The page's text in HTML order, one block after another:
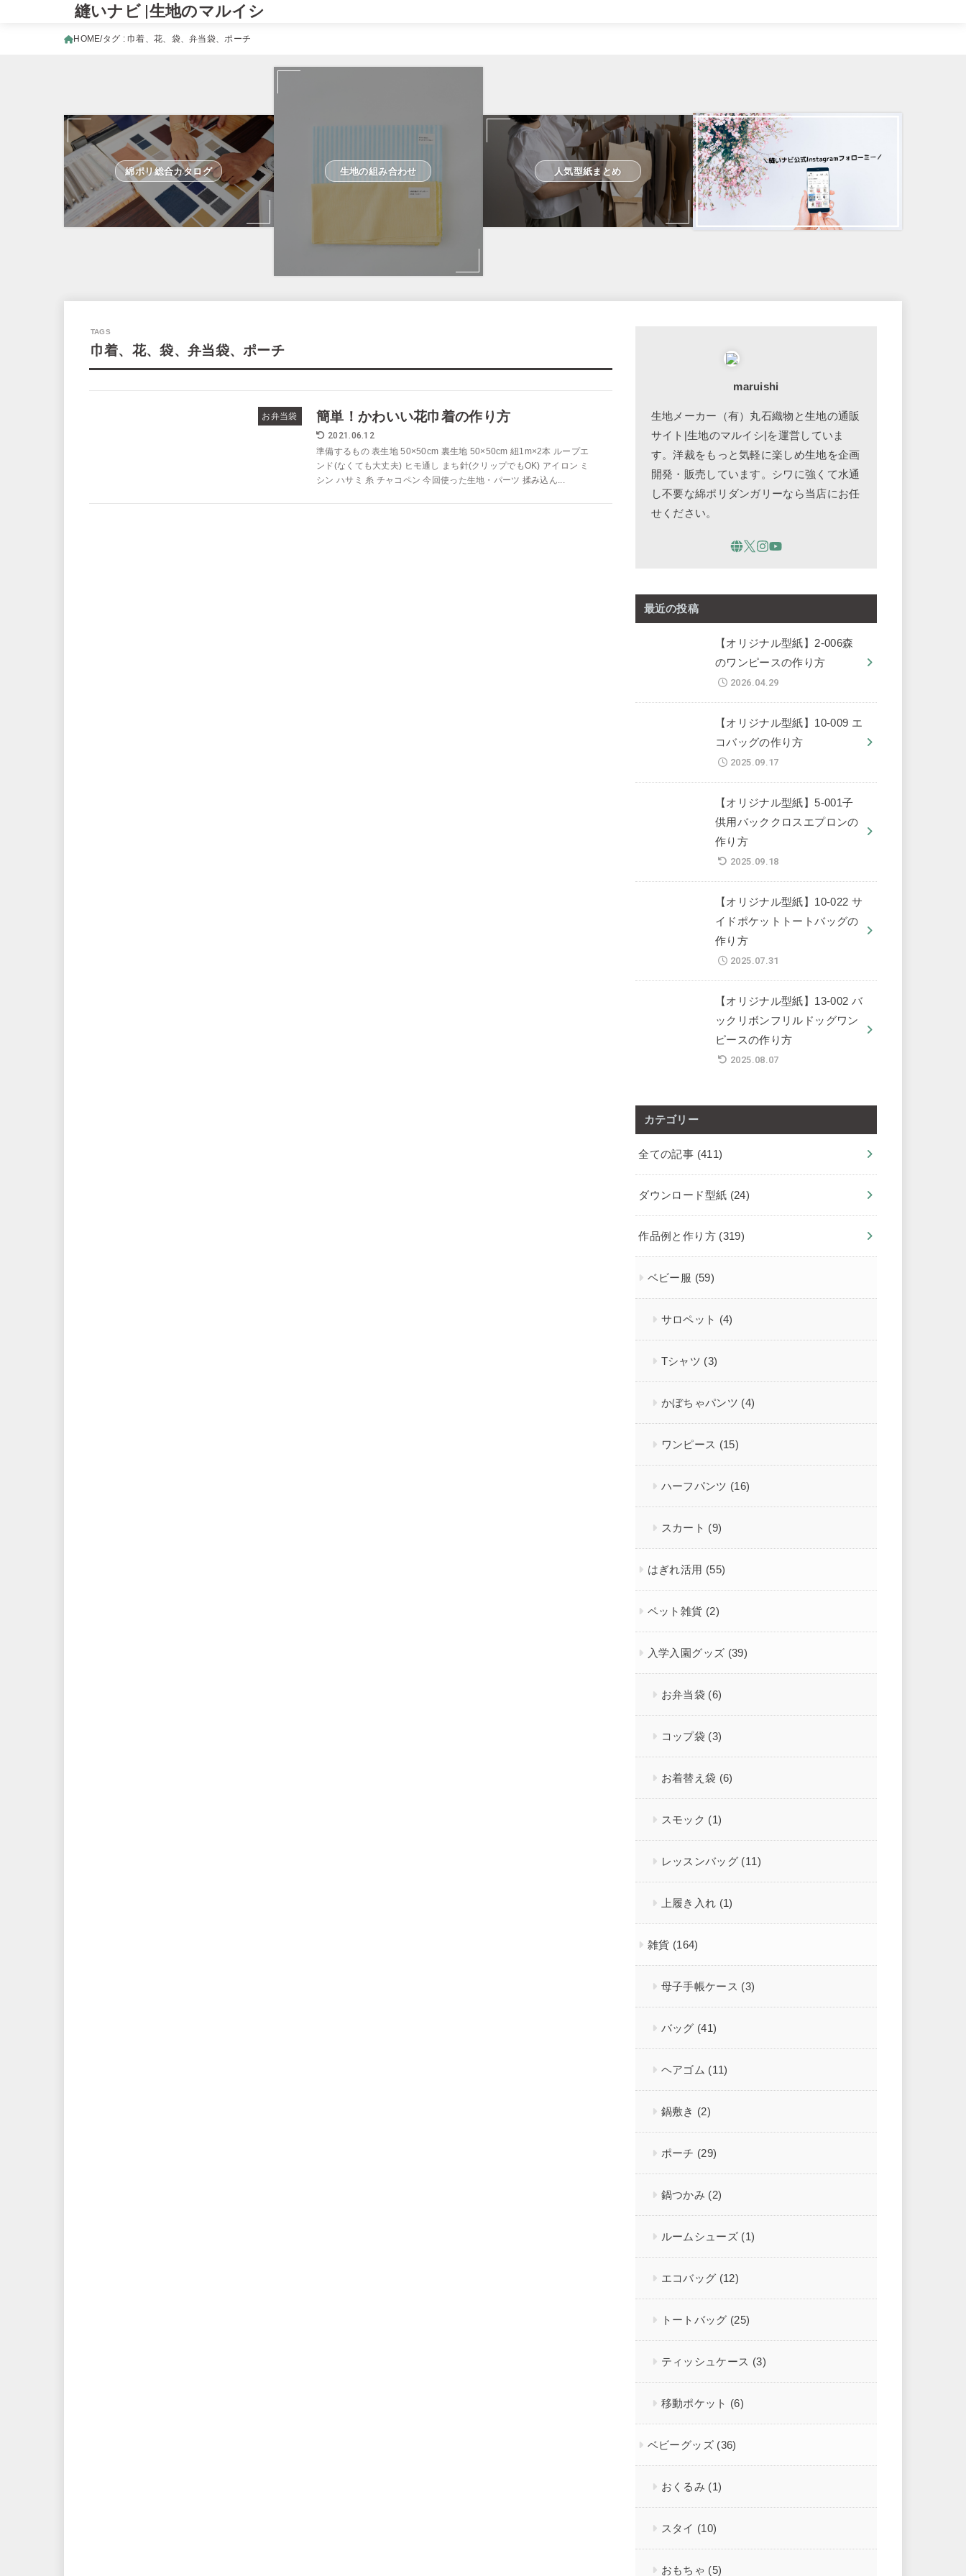
縫いナビ |生地のマルイシ
HOME タグ : 巾着、花、袋、弁当袋、ポーチ
綿ポリ総合カタログ 生地の組み合わせ 人気型紙まとめ
巾着、花、袋、弁当袋、ポーチ
お弁当袋 簡単！かわいい花巾着の作り方
2021.06.12
準備するもの 表生地 50×50cm 裏生地 50×50cm 紐1m×2本 ループエ
ンド(なくても大丈夫) ヒモ通し まち針(クリップでもOK) アイロン ミ
シン ハサミ 糸 チャコペン 今回使った生地・パーツ 揉み込ん...
maruishi
生地メーカー（有）丸石織物と生地の通販
サイト|生地のマルイシ|を運営していま
す。洋裁をもっと気軽に楽しめ生地を企画
開発・販売しています。シワに強くて水通
し不要な綿ポリダンガリーなら当店にお任
せください。
最近の投稿
【オリジナル型紙】2-006森
のワンピースの作り方
2026.04.29
【オリジナル型紙】10-009 エ
コバッグの作り方
2025.09.17
【オリジナル型紙】5-001子
供用バッククロスエプロンの
作り方
2025.09.18
【オリジナル型紙】10-022 サ
イドポケットトートバッグの
作り方
2025.07.31
【オリジナル型紙】13-002 バ
ックリボンフリルドッグワン
ピースの作り方
2025.08.07
カテゴリー
全ての記事 (411)
ダウンロード型紙 (24)
作品例と作り方 (319)
ベビー服 (59)
サロペット (4)
Tシャツ (3)
かぼちゃパンツ (4)
ワンピース (15)
ハーフパンツ (16)
スカート (9)
はぎれ活用 (55)
ペット雑貨 (2)
入学入園グッズ (39)
お弁当袋 (6)
コップ袋 (3)
お着替え袋 (6)
スモック (1)
レッスンバッグ (11)
上履き入れ (1)
雑貨 (164)
母子手帳ケース (3)
バッグ (41)
ヘアゴム (11)
鍋敷き (2)
ポーチ (29)
鍋つかみ (2)
ルームシューズ (1)
エコバッグ (12)
トートバッグ (25)
ティッシュケース (3)
移動ポケット (6)
ベビーグッズ (36)
おくるみ (1)
スタイ (10)
おもちゃ (5)